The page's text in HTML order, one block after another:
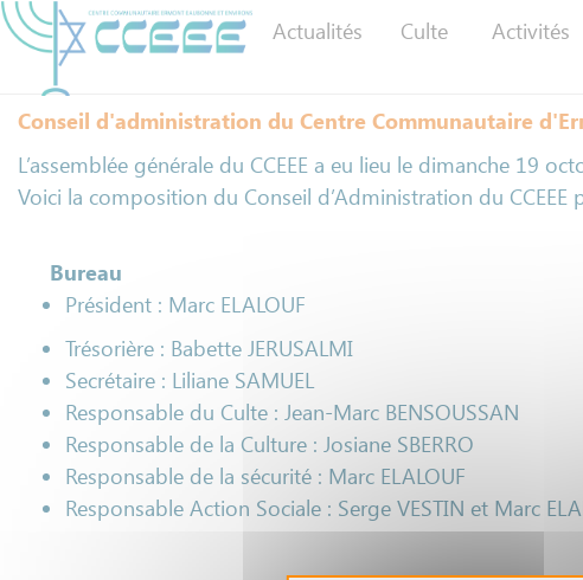
Panneau de gestion des cookies
Actualités Culte Activités
Conseil d'administration du Centre Communautaire
L’assemblée générale du CCEEE a eu lieu le dimanche 19
Voici la composition du Conseil d’Administration du CCEEE
Bureau
Président : Marc ELALOUF
Trésorière : Babette JERUSALMI
Secrétaire : Liliane SAMUEL
Responsable du Culte : Jean-Marc BENSOUSSAN
Responsable de la Culture : Josiane SBERRO
Responsable de la sécurité : Marc ELALOUF
Responsable Action Sociale : Serge VESTIN et Marc